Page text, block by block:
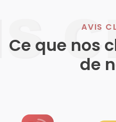
AVIS
Ce que nos
de